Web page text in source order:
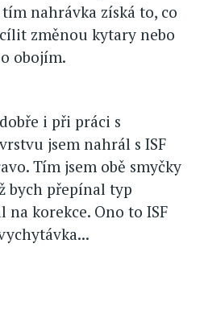
nahrávka získá to, co
změnou kytary nebo
obojím.
i při práci s
jsem nahrál s ISF
Tím jsem obě smyčky
bych přepínal typ
na korekce. Ono to ISF